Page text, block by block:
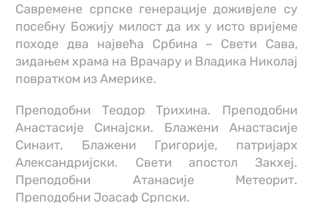
Савремене српске генерације доживjеле су
посебну Божију милост да их у исто вриjеме
походе два највећа Србина – Свети Сава,
зидањем храма на Врачару и Владика Николај
повратком из Америке.
Преподобни Теодор Трихина. Преподобни
Анастасије Синајски. Блажени Анастасије
Синаит, Блажени Григорије, патријарх
Александријски. Свети апостол Закхеј.
Преподобни Атанасије Метеорит.
Преподобни Јоасаф Српски.